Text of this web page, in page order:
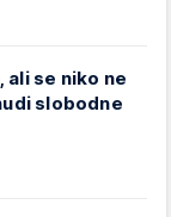
se niko ne
slobodne